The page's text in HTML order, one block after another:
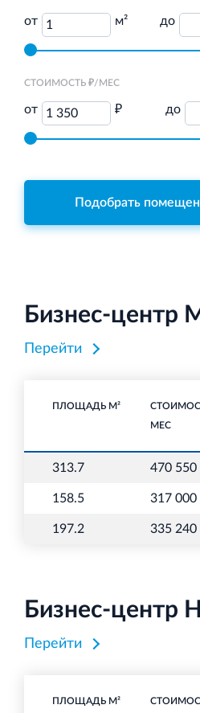
Строительная система
Несъёмная опалубка из
Проектный институт по
строительству
Торговый комплекс НОРД
Современный торговый
Многофункцинальный
Торгово-
Кингисеппе
от 1 м² до
СТОИМОСТЬ ₽/МЕС
от 1 350 ₽ до
Подобрать
Бизнес-центр
Перейти
ПЛОЩАДЬ М²
МЕС
313.7 470 550
158.5 317 000
197.2 335 240
Бизнес-центр
Перейти
ПЛОЩАДЬ М²